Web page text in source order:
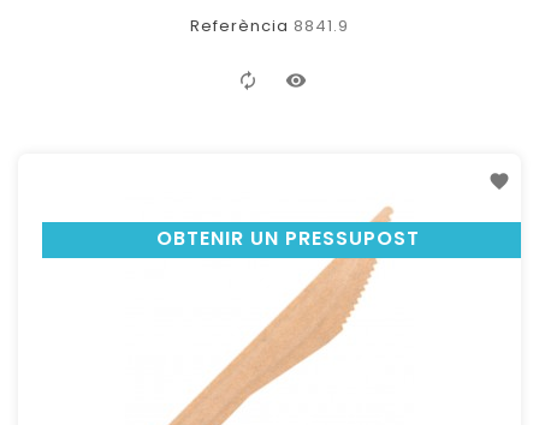
Referència 8841.9
OBTENIR UN PRESSUPOST